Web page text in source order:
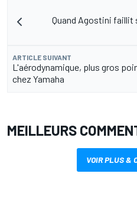
Quand Agostini faillit
ARTICLE SUIVANT
L'aérodynamique, plus gros
chez Yamaha
MEILLEURS
VOIR PLUS &